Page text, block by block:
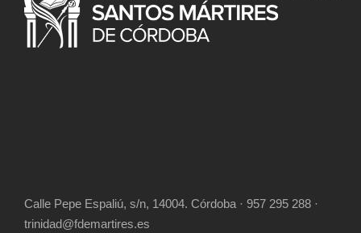
Calle Pepe Espaliú, s/n, 14004. Córdoba · 957 295 288 ·
trinidad@fdemartires.es